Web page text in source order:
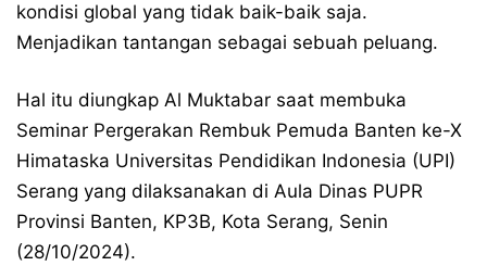
kondisi global yang tidak baik-baik saja.
Menjadikan tantangan sebagai sebuah peluang.
Hal itu diungkap Al Muktabar saat membuka
Seminar Pergerakan Rembuk Pemuda Banten ke-X
Himataska Universitas Pendidikan Indonesia (UPI)
Serang yang dilaksanakan di Aula Dinas PUPR
Provinsi Banten, KP3B, Kota Serang, Senin
(28/10/2024).